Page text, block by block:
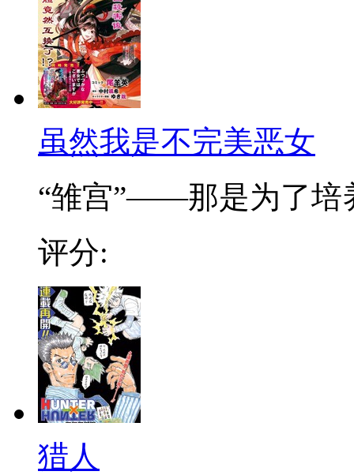
虽然我是不完美恶女
“雏宫”——那是为了培
评分:
猎人